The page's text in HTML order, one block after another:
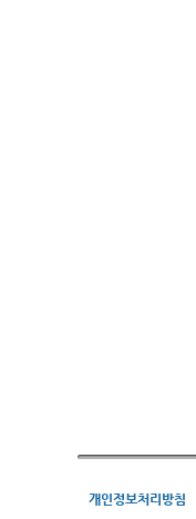
개인정보처리방침